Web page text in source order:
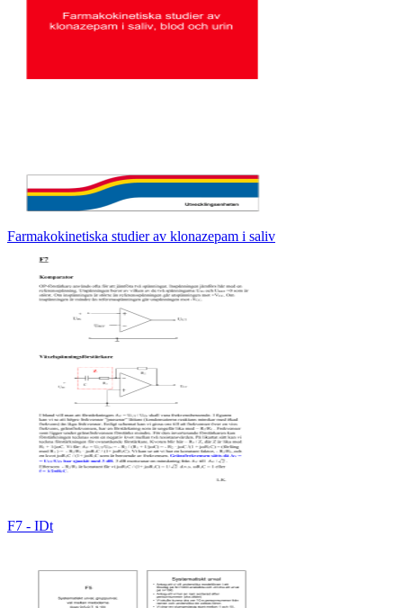
Farmakokinetiska studier av klonazepam i saliv
F7 - IDt